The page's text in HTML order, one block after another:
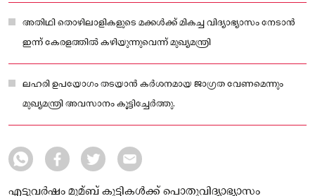
അതിഥി തൊഴിലാളികളുടെ മക്കള്‍ക്ക് മികച്ച വിദ്യാഭ്യാസം നേടാൻ
ഇന്ന് കേരളത്തില്‍ കഴിയുന്നുവെന്ന് മുഖ്യമന്ത്രി
ലഹരി ഉപയോഗം തടയാൻ കർശനമായ ജാഗ്രത വേണമെന്നും
മുഖ്യമന്ത്രി അവസാനം കൂട്ടിച്ചേർത്തു.
എട്ടുവർഷം മുമ്ബ് കുട്ടികള്‍ക്ക് പൊതുവിദ്യാഭ്യാസം